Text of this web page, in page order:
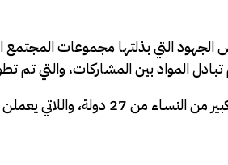
التي بذلتها مجموعات المجتمع
المواد بين المشاركات، والتي تم
ممن لهنَّ جهود وقدرة على إحداث التغيير في مجتمعاتهنَّ.